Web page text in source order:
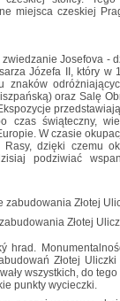
miejsca czeskiej
Josefova -
Józefa II, który w
oraz Salę
czas świąteczny,
W czasie
Rasy, dzięki czemu
podziwiać
Złotej
hrad.
Złotej
wszystkich, do
punkty wycieczki.